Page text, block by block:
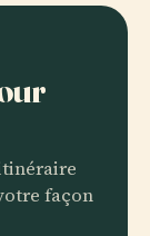
façon